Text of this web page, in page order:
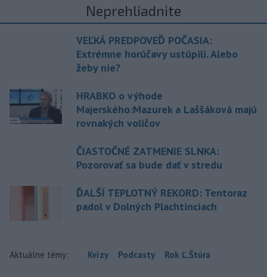
Neprehliadnite
VEĽKÁ PREDPOVEĎ POČASIA:
Extrémne horúčavy ustúpili. Alebo
žeby nie?
HRABKO o výhode
Majerského:Mazurek a Laššáková majú
rovnakých voličov
ČIASTOČNÉ ZATMENIE SLNKA:
Pozorovať sa bude dať v stredu
ĎALŠÍ TEPLOTNÝ REKORD: Tentoraz
padol v Dolných Plachtinciach
Aktuálne témy: Kvízy Podcasty Rok Ľ.Štúra